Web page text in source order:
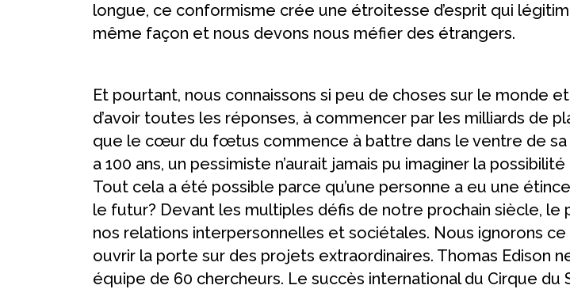
longue, ce conformisme crée une étroitesse d’esprit qui
même façon et nous devons nous méfier des étrangers.
Et pourtant, nous connaissons si peu de choses sur le monde
d’avoir toutes les réponses, à commencer par les milliards de
que le cœur du fœtus commence à battre dans le ventre de
a 100 ans, un pessimiste n’aurait jamais pu imaginer la
Tout cela a été possible parce qu’une personne a eu une
le futur? Devant les multiples défis de notre prochain siècle, le
nos relations interpersonnelles et sociétales. Nous ignorons
ouvrir la porte sur des projets extraordinaires. Thomas Edison
équipe de 60 chercheurs. Le succès international du Cirque du